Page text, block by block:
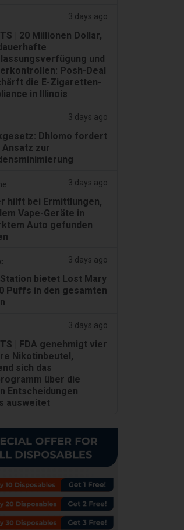
3 days ago
| 20 Millionen Dollar,
und
Posh-Deal
die E-Zigaretten-
in Illinois
3 days ago
Dhlomo fordert
Ansatz zur
3 days ago
hilft bei Ermittlungen,
Vape-Geräte in
Auto gefunden
3 days ago
bietet Lost Mary
Puffs in den gesamten
3 days ago
| FDA genehmigt vier
Nikotinbeutel,
sich das
über die
Entscheidungen
ausweitet